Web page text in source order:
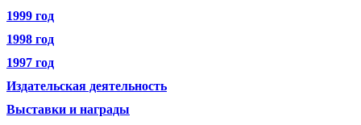
1999 год
1998 год
1997 год
Издательская деятельность
Выставки и награды